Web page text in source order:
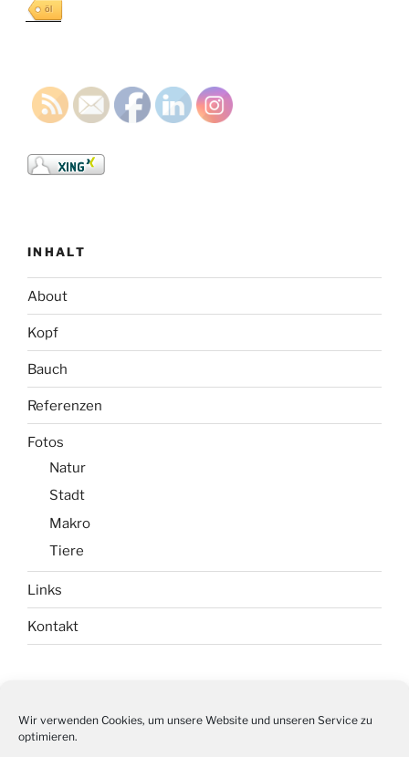
Wir verwenden Cookies, um unsere Website und unseren Service zu
optimieren.
öl
INHALT
About
Kopf
Bauch
Referenzen
Fotos
Natur
Stadt
Makro
Tiere
Links
Kontakt
Datenschutz